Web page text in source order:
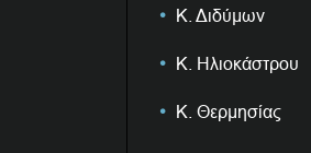
Κ. Διδύμων
Κ. Ηλιοκάστρου
Κ. Θερμησίας